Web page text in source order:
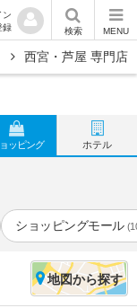
ン
録
検索 MENU
西宮・芦屋 専門店
ッピング ホテル
ショッピングモール
地図から探す